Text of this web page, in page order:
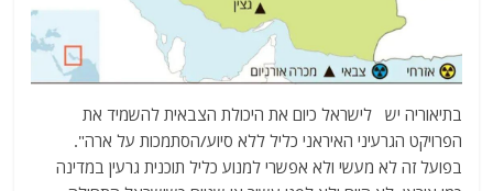
בתיאוריה יש לישראל כיום את היכולת הצבאית להשמיד את
הפרויקט הגרעיני האיראני כליל ללא סיוע/הסתמכות על ארה".
בפועל זה לא מעשי ולא אפשרי למנוע כליל תוכנית גרעין במדינה